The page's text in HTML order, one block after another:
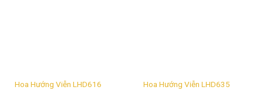
Hoa Hướng Viễn LHD616 Hoa Hướng Viễn LHD635